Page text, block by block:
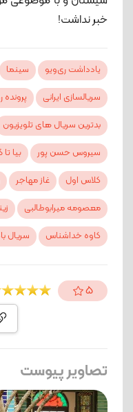
خبر نداشت!
یادداشت ری‌ویو سینما
سریالسازی ایرانی
پرونده
بدترین سریال های تلویزیون
سیروس حسن پور
بیا
کلاس اول
غاز مهاجر
معصومه میرابوطالبی
کاوه خداشناس
سریال
5
تصاویر پیوست